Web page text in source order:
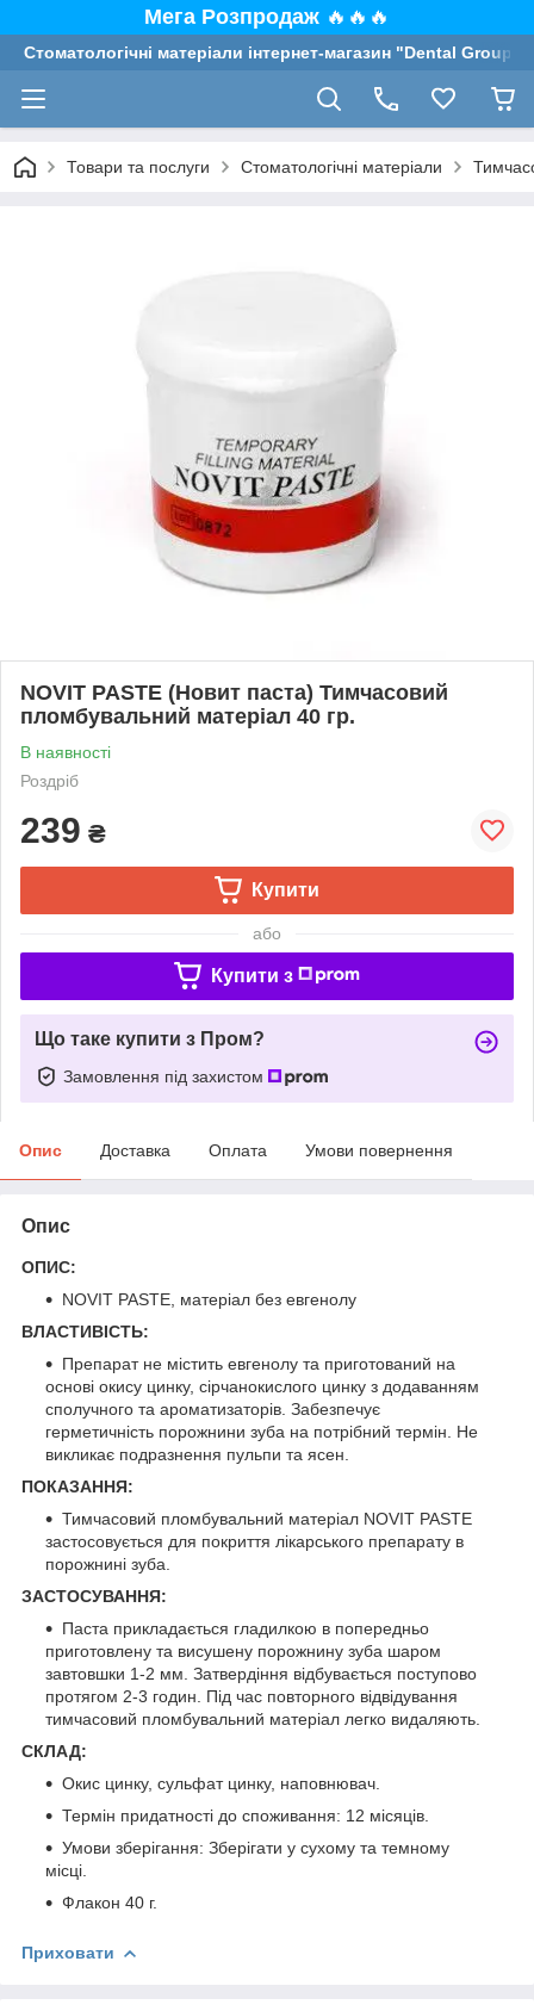
Мега Розпродаж 🔥🔥🔥
Стоматологічні матеріали інтернет-магазин "Dental Group"
Товари та послуги Стоматологічні матеріали
NOVIT PASTE (Новит паста) Тимчасовий
пломбувальний матеріал 40 гр.
В наявності
Роздріб
239 ₴
Купити
або
Купити з
Що таке купити з Пром?
Замовлення під захистом
Опис Доставка Оплата Умови повернення
Опис
ОПИС:
NOVIT PASTE, матеріал без евгенолу
ВЛАСТИВІСТЬ:
Препарат не містить евгенолу та приготований на
основі окису цинку, сірчанокислого цинку з додаванням
сполучного та ароматизаторів. Забезпечує
герметичність порожнини зуба на потрібний термін. Не
викликає подразнення пульпи та ясен.
ПОКАЗАННЯ:
Тимчасовий пломбувальний матеріал NOVIT PASTE
застосовується для покриття лікарського препарату в
порожнині зуба.
ЗАСТОСУВАННЯ:
Паста прикладається гладилкою в попередньо
приготовлену та висушену порожнину зуба шаром
завтовшки 1-2 мм. Затвердіння відбувається поступово
протягом 2-3 годин. Під час повторного відвідування
тимчасовий пломбувальний матеріал легко видаляють.
СКЛАД:
Окис цинку, сульфат цинку, наповнювач.
Термін придатності до споживання: 12 місяців.
Умови зберігання: Зберігати у сухому та темному
місці.
Флакон 40 г.
Приховати